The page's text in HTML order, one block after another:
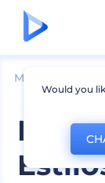
Mockups
Would you